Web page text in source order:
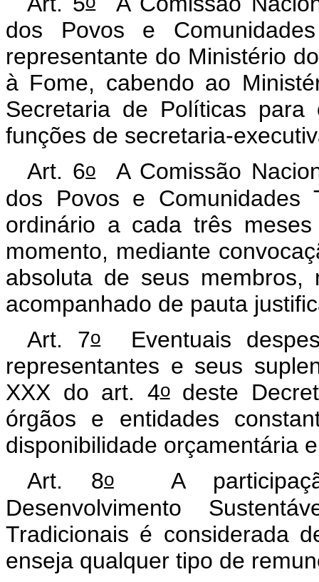
dos Povos e
representante do Ministério
à Fome, cabendo ao
Secretaria de Políticas para
funções de secretaria-
Art. 6oA Comissão
dos Povos e Comunidades
ordinário a cada três
momento, mediante
absoluta de seus membros,
acompanhado de pauta
Art. 7oEventuais
representantes e seus
XXX do art. 4odeste
órgãos e entidades
disponibilidade orçamentária
Art. 8oA
Desenvolvimento
Tradicionais é considerada
enseja qualquer tipo de